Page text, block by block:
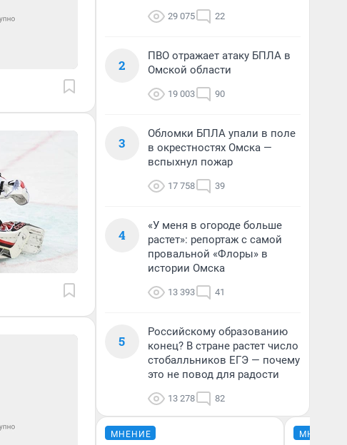
29 075 22
2
ПВО отражает атаку БПЛА в
Омской области
19 003 90
3
Обломки БПЛА упали в поле
в окрестностях Омска —
вспыхнул пожар
17 758 39
4
«У меня в огороде больше
растет»: репортаж с самой
провальной «Флоры» в
истории Омска
13 393 41
5
Российскому образованию
конец? В стране растет число
стобалльников ЕГЭ — почему
это не повод для радости
13 278 82
МНЕНИЕ МНЕНИЕ